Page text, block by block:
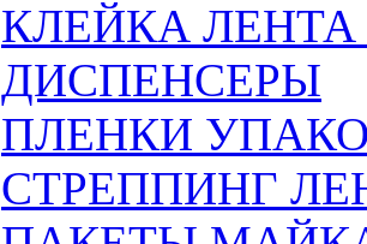
КЛЕЙКА
ДИСПЕНСЕРЫ
ПЛЕНКИ
СТРЕППИНГ